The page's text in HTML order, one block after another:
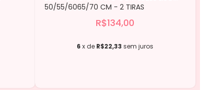
50/55/6065/70 CM - 2 TIRAS
R$134,00
6 x de R$22,33 sem juros